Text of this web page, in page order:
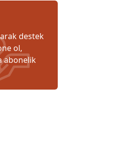
destek
ol,
abonelik